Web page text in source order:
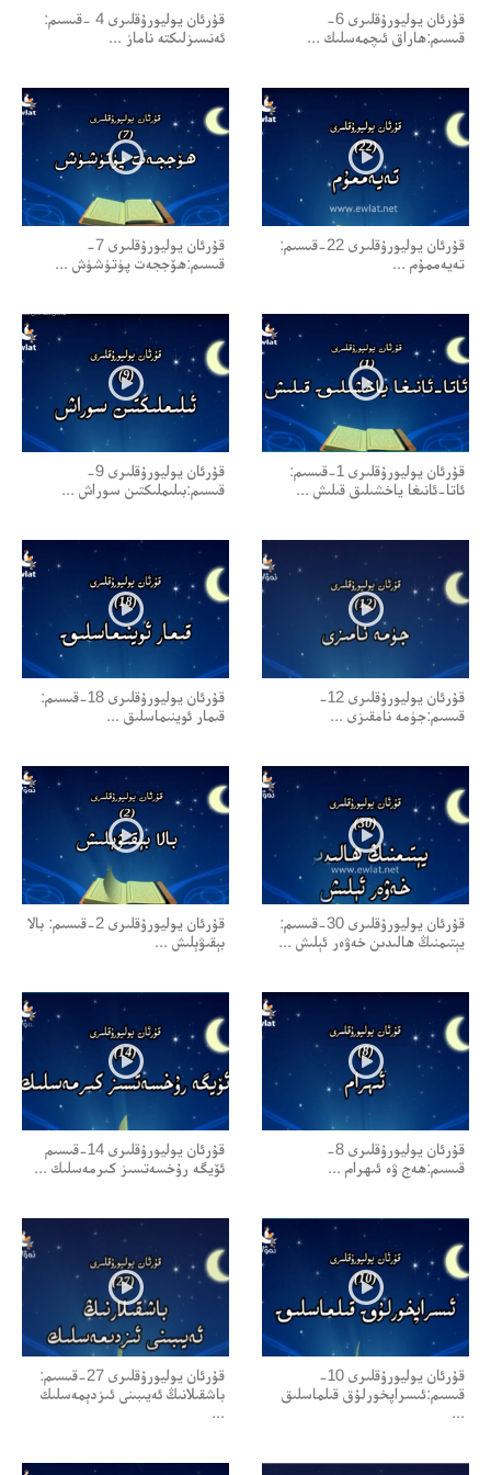
قۇرئان يوليورۇقلىرى 6-
قىسىم:ھاراق ئىچمەسلىك ...
قۇرئان يوليورۇقلىرى 4 -قىسىم:
ئەنسىزلىكتە ناماز ...
قۇرئان يوليورۇقلىرى 22-قىسىم:
تەيەممۇم ...
قۇرئان يوليورۇقلىرى 7-
قىسىم:ھۆججەت پۈتۈشۈش ...
قۇرئان يوليورۇقلىرى 1-قىسىم:
ئاتا-ئانىغا ياخشىلىق قىلىش ...
قۇرئان يوليورۇقلىرى 9-
قىسىم:بىلىملىكتىن سوراش ...
قۇرئان يوليورۇقلىرى 12-
قىسىم:جۈمە نامقىزى ...
قۇرئان يوليورۇقلىرى 18-قىسىم:
قىمار ئوينىماسلىق ...
قۇرئان يوليورۇقلىرى 30-قىسىم:
يېتىمنىڭ ھالىدىن خەۋەر ئېلىش ...
قۇرئان يوليورۇقلىرى 2-قىسىم: بالا
بېقىۋېلىش ...
قۇرئان يوليورۇقلىرى 8-
قىسىم:ھەج ۋە ئىھرام ...
قۇرئان يوليورۇقلىرى 14-قىسىم
ئۆيگە رۇخسەتسىز كىرمەسلىك ...
قۇرئان يوليورۇقلىرى 10-
قىسىم:ئىسراپخورلۇق قىلماسلىق
...
قۇرئان يوليورۇقلىرى 27-قىسىم:
باشقىلانىڭ ئەيىبىنى ئىزدېمەسلىك
...